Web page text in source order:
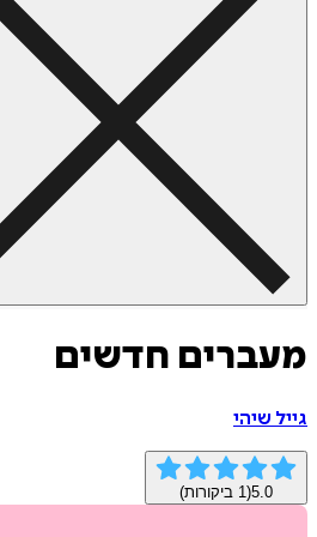
מעברים חדשים
גייל שיהי
5.0
(
1 ביקורות)